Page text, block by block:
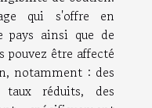
qui s'offre en
ainsi que de
pouvez être affecté
notamment : des
réduits, des